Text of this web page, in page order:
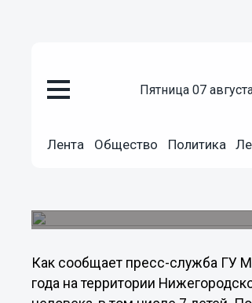
пятница 07
Лента Общество Политика
192 нижегородца
Как сообщает пресс-служба ГУ
года на территории